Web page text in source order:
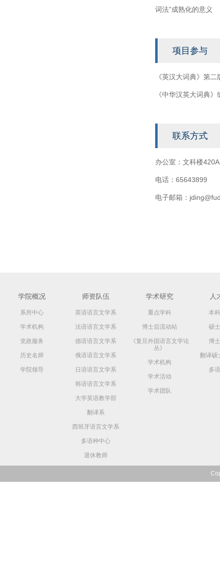
词法”成熟化的意义
项目参与
《英汉大词典》第
《中华汉英大词典
联系方式
办公室：文科楼
电话：65643899
电子邮箱：
学院概况
系所中心
学术机构
党政服务
历史名师
学院领导
师资队伍
英语语言文学系
法语语言文学系
德语语言文学系
俄语语言文学系
日语语言文学系
韩语语言文学系
大学英语教学部
翻译系
西班牙语言文学系
多语种中心
退休教师
学术研究
重点学科
博士后流动站
《复旦外国语言文学论
丛》
学术机构
学术活动
学术团队
人
本
硕
博
翻译硕
多